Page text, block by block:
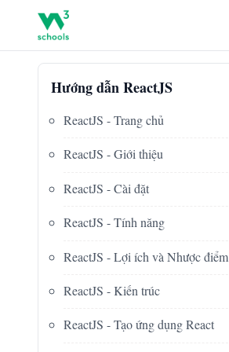
Hướng dẫn ReactJS
ReactJS - Trang chủ
ReactJS - Giới thiệu
ReactJS - Cài đặt
ReactJS - Tính năng
ReactJS - Lợi ích và Nhược điểm
ReactJS - Kiến trúc
ReactJS - Tạo ứng dụng React